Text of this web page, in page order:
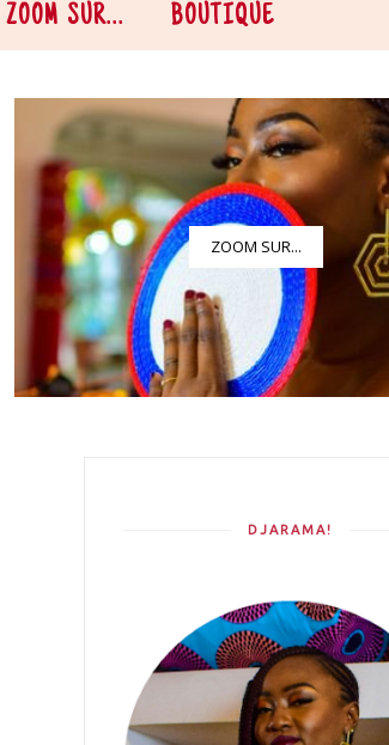
ZOOM SUR... BOUTIQUE
ZOOM SUR...
DJARAMA!